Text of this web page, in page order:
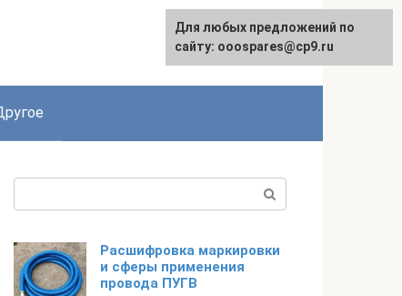
English
Расшифровка маркировки
и сферы применения
провода ПУГВ
Для любых предложений по
сайту: ooospares@cp9.ru